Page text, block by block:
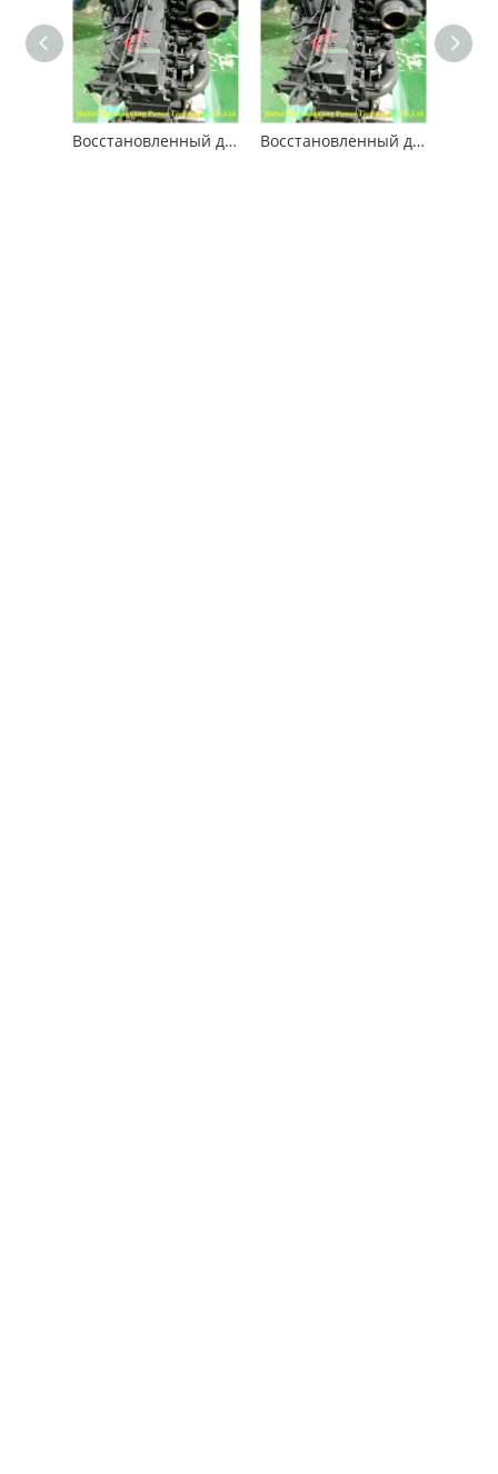
Восстановленный двигатель Komatsu SAA6D114E-2 для строительной техники Восстановленный двигатель Komatsu SAA6D114E-2 для строительной техники